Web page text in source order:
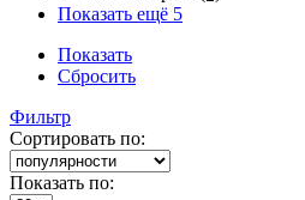
Показать ещё 5
Показать
Сбросить
Фильтр
Сортировать по:
Показать по: